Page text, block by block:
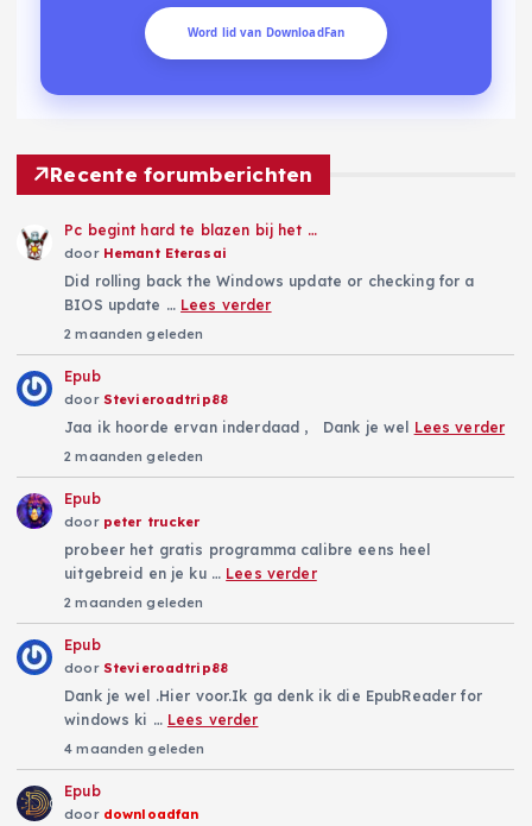
e
n
p
a
g
i
n
e
r
i
g
Word lid van DownloadFan
Recente forumberichten
Pc begint hard te blazen bij het …
door Hemant Eterasai
Did rolling back the Windows update or checking for a
BIOS update … Lees verder
2 maanden geleden
Epub
door Stevieroadtrip88
Jaa ik hoorde ervan inderdaad , Dank je wel Lees verder
2 maanden geleden
Epub
door peter trucker
probeer het gratis programma calibre eens heel
uitgebreid en je ku … Lees verder
2 maanden geleden
Epub
door Stevieroadtrip88
Dank je wel .Hier voor.Ik ga denk ik die EpubReader for
windows ki … Lees verder
4 maanden geleden
Epub
door downloadfan